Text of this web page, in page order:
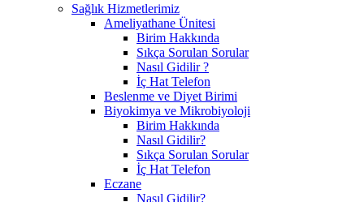
Sağlık Hizmetlerimiz
Ameliyathane Ünitesi
Birim Hakkında
Sıkça Sorulan Sorular
Nasıl Gidilir ?
İç Hat Telefon
Beslenme ve Diyet Birimi
Biyokimya ve Mikrobiyoloji
Birim Hakkında
Nasıl Gidilir?
Sıkça Sorulan Sorular
İç Hat Telefon
Eczane
Nasıl Gidilir?